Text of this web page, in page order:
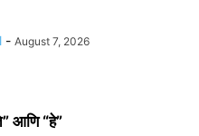
- August 7, 2026
आणि “हे”